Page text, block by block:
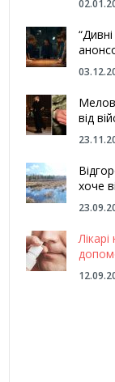
від
хоче